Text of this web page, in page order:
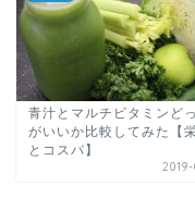
青汁とマルチビタミンど
がいいか比較してみた【
とコスパ】